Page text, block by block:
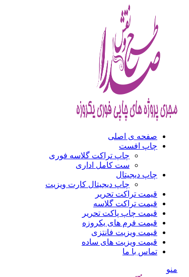
صفحه ی اصلی
چاپ افست
چاپ تراکت گلاسه فوری
ست کامل اداری
چاپ دیجیتال
چاپ دیجیتال کارت ویزیت
قیمت تراکت تحریر
قیمت تراکت گلاسه
قیمت چاپ پاکت تحریر
قیمت فرم های یکروزه
قیمت ویزیت فانتزی
قیمت ویزیت های ساده
تماس با ما
منو